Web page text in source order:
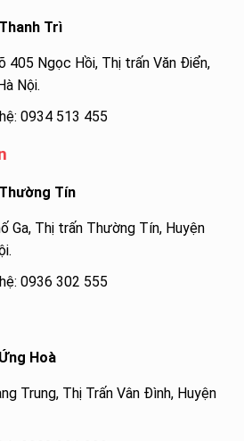
Trì
405 Ngọc Hồi, Thị trấn Văn Điển,
Nội.
0934 513 455
Tín
Ga, Thị trấn Thường Tín, Huyện
0936 302 555
Hoà
Trung, Thị Trấn Vân Đình, Huyện